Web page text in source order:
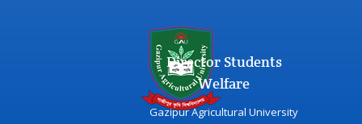
Director Students
Welfare
Gazipur Agricultural University